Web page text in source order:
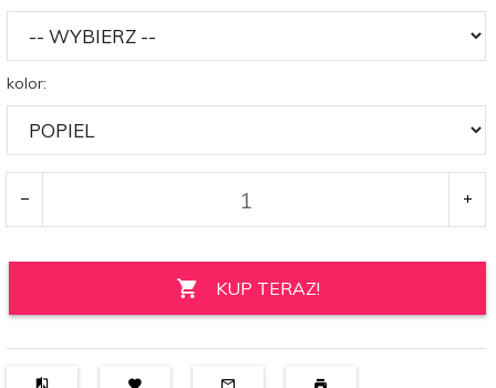
kolor:
KUP TERAZ!